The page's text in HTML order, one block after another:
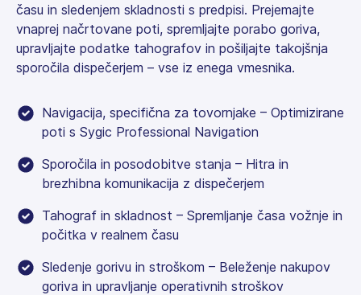
času in sledenjem skladnosti s predpisi. Prejemajte
vnaprej načrtovane poti, spremljajte porabo goriva,
upravljajte podatke tahografov in pošiljajte takojšnja
sporočila dispečerjem – vse iz enega vmesnika.
Navigacija, specifična za tovornjake – Optimizirane
poti s Sygic Professional Navigation
Sporočila in posodobitve stanja – Hitra in
brezhibna komunikacija z dispečerjem
Tahograf in skladnost – Spremljanje časa vožnje in
počitka v realnem času
Sledenje gorivu in stroškom – Beleženje nakupov
goriva in upravljanje operativnih stroškov